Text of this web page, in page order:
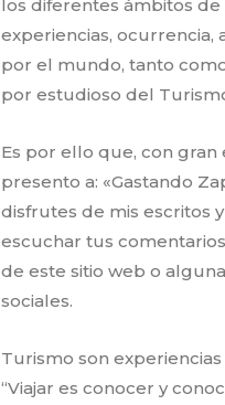
los diferentes ámbitos
experiencias, ocurrencia,
por el mundo, tanto
por estudioso del
Es por ello que, con gran
presento a: «Gastando
disfrutes de mis escritos
escuchar tus
de este sitio web o
sociales.
Turismo son experiencias
“Viajar es conocer y